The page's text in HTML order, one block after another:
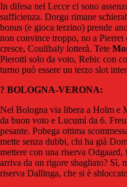
In difesa nel Lecce ci sono
sufficienza. Dorgu rimane
bonus (e gioca terzino) prende
non convince troppo, no a Pierret
cresce, Coulibaly lotterà. Tete
Pierotti solo da voto, Rebic con
turno può essere un terzo slot
? BOLOGNA-VERONA:
Nel Bologna via libera a Holm e
da buon voto e Lucumì da 6.
pesante. Pobega ottima
mette senza dubbi, chi ha già
mettere con una riserva
arriva da un rigore sbagliato? Sì,
riserva Dallinga, che si è